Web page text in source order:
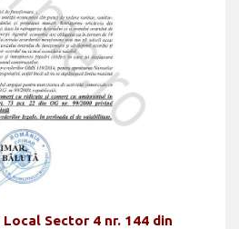
Sector 4 nr. 144 din